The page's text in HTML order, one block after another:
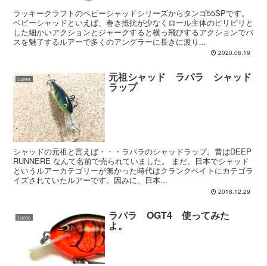
ラッキークラフトのベビーシャッドシリーズからタンゴ55SPです。
ベビーシャッドといえば、巻き抵抗が少なくロール主体のピリピリと
した細かいアクションとジャークすると横っ飛びするアクションでバ
スを魅了するルアーで多くのアングラーに長きに渡り...
2020.06.19
Lures 元祖シャッド ラパラ シャッド
ラップ
シャッドの元祖と言えば・・・ラパラのシャッドラップ。昔はDEEP
RUNNERE なんて名前で売られていました。 まだ、日本でシャッド
というルアーカテゴリーが無かった時代はクランクベイトにカテゴラ
イズされていたルアーです。因みに、日本...
2018.12.29
Lures ラパラ OGT4 使ってみた
よ。